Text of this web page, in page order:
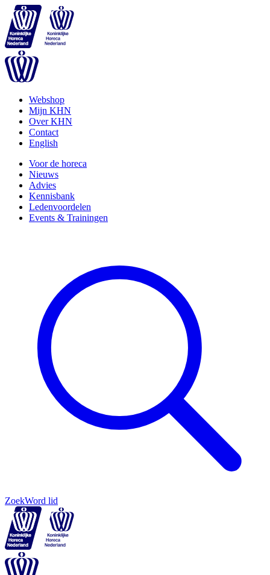
Webshop
Mijn KHN
Over KHN
Contact
English
Voor de horeca
Nieuws
Advies
Kennisbank
Ledenvoordelen
Events & Trainingen
ZoekWord lid